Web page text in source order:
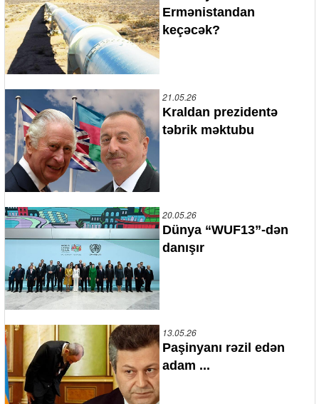
Ermənistandan
keçəcək?
21.05.26
Kraldan prezidentə
təbrik məktubu
20.05.26
Dünya “WUF13”-dən
danışır
13.05.26
Paşinyanı rəzil edən
adam ...